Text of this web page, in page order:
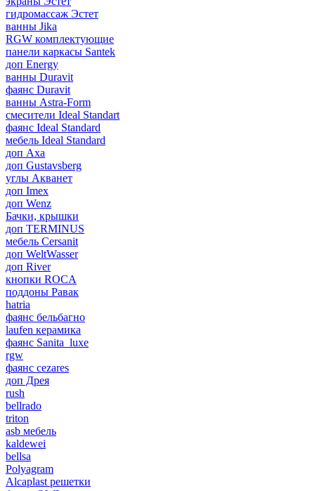
гидромассаж Эстет
ванны Jika
RGW комплектующие
панели каркасы Santek
доп Energy
ванны Duravit
фаянс Duravit
ванны Astra-Form
смесители Ideal Standart
фаянс Ideal Standard
мебель Ideal Standard
доп Axa
доп Gustavsberg
углы Акванет
доп Imex
доп Wenz
Бачки, крышки
доп TERMINUS
мебель Cersanit
доп WeltWasser
доп River
кнопки ROCA
поддоны Равак
hatria
фаянс бельбагно
laufen керамика
фаянс Sanita_luxe
rgw
фаянс cezares
доп Дрея
rush
bellrado
triton
asb мебель
kaldewei
bellsa
Polyagram
Alcaplast решетки